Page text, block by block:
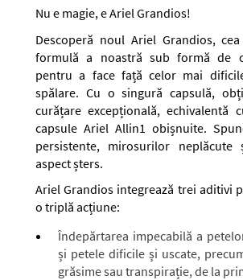
Nu e magie, e Ariel Grandios!
Descoperă noul Ariel Grandios,
formulă a noastră sub formă de
pentru a face față celor mai
spălare. Cu o singură capsulă,
curățare excepțională, echivalentă
capsule Ariel Allin1 obișnuite.
persistente, mirosurilor
aspect șters.
Ariel Grandios integrează trei aditivi
o triplă acțiune:
Îndepărtarea impecabilă a
și petele dificile și uscate,
grăsime sau transpirație, de la